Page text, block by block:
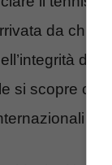
da chi
si scopre